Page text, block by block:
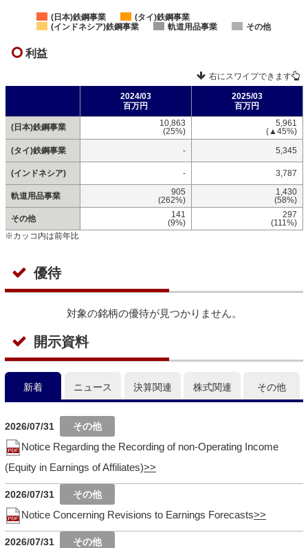
(日本)鉄鋼事業
(タイ)鉄鋼事業
(インドネシア)鉄鋼事業
軌道用品事業 その他
利益
右にスワイプできます
2024/03
百万円
2025/03
百万円
(日本)鉄鋼事業
10,863
(25%)
5,961
(▲45%)
(タイ)鉄鋼事業
- 5,345
(インドネシア) - 3,787
軌道用品事業
905
(262%)
1,430
(58%)
その他
141
(9%)
297
(111%)
※カッコ内は前年比
優待
対象の銘柄の優待が見つかりません。
開示資料
新着 ニュース 決算関連 株式関連 その他
2026/07/31
Notice Regarding the Recording of non-Operating Income
(Equity in Earnings of Affiliates)
2026/07/31
Notice Concerning Revisions to Earnings Forecasts
2026/07/31